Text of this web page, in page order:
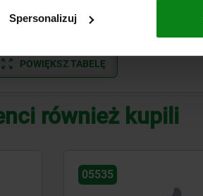
Spersonalizuj
POWIĘKSZ TABELĘ
również kupili
05535